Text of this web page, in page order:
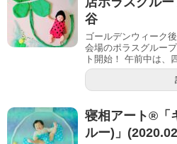
谷
ゴールデンウィーク
会場のポラスグルー
ト開始！ 午前中は、
寝相アート®「
ルー)」